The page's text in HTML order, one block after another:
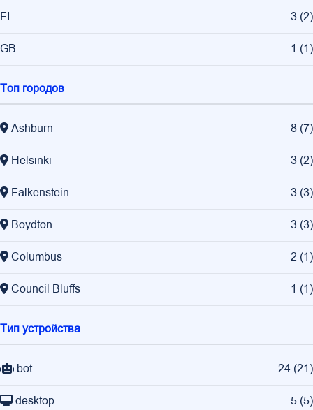
FI 3 (2)
GB 1 (1)
Топ городов
Ashburn 8 (7)
Helsinki 3 (2)
Falkenstein 3 (3)
Boydton 3 (3)
Columbus 2 (1)
Council Bluffs 1 (1)
Тип устройства
bot 24 (21)
desktop 5 (5)